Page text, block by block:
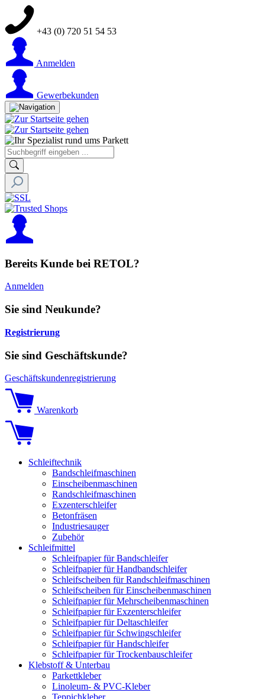
+43 (0) 720 51 54 53
Anmelden
Gewerbekunden
Bereits Kunde bei RETOL?
Anmelden
Sie sind Neukunde?
Registrierung
Sie sind Geschäftskunde?
Geschäftskundenregistrierung
Warenkorb
Schleiftechnik
Bandschleifmaschinen
Einscheibenmaschinen
Randschleifmaschinen
Exzenterschleifer
Betonfräsen
Industriesauger
Zubehör
Schleifmittel
Schleifpapier für Bandschleifer
Schleifpapier für Handbandschleifer
Schleifscheiben für Randschleifmaschinen
Schleifscheiben für Einscheibenmaschinen
Schleifpapier für Mehrscheibenmaschinen
Schleifpapier für Exzenterschleifer
Schleifpapier für Deltaschleifer
Schleifpapier für Schwingschleifer
Schleifpapier für Handschleifer
Schleifpapier für Trockenbauschleifer
Klebstoff & Unterbau
Parkettkleber
Linoleum- & PVC-Kleber